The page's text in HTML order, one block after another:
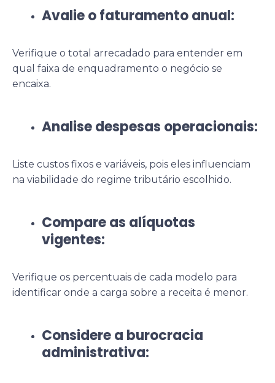
Avalie o faturamento anual:
Verifique o total arrecadado para entender em
qual faixa de enquadramento o negócio se
encaixa.
Analise despesas operacionais:
Liste custos fixos e variáveis, pois eles influenciam
na viabilidade do regime tributário escolhido.
Compare as alíquotas
vigentes:
Verifique os percentuais de cada modelo para
identificar onde a carga sobre a receita é menor.
Considere a burocracia
administrativa: